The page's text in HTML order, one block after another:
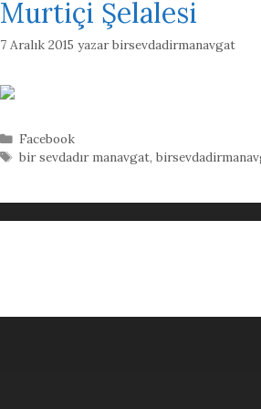
Murtiçi Şelalesi
7 Aralık 2015 yazarbirsevdadirmanavgat
Kategoriler
Facebook
Etiketler
bir sevdadır manavgat,